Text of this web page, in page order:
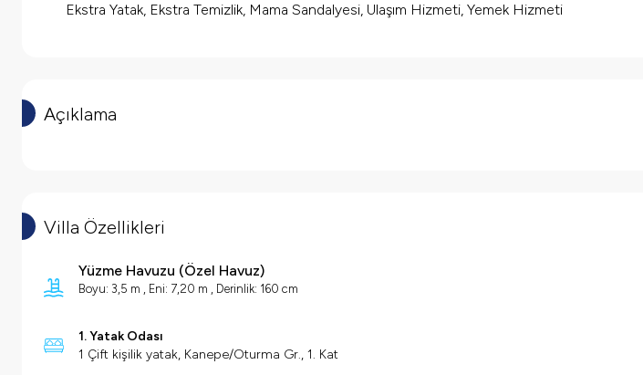
Ekstra Yatak, Ekstra Temizlik, Mama Sandalyesi, Ulaşım Hizmeti, Yemek Hizmeti
Açıklama
Villa Özellikleri
Yüzme Havuzu (Özel Havuz)
Boyu: 3,5 m , Eni: 7,20 m , Derinlik: 160 cm
1. Yatak Odası
1 Çift kişilik yatak, Kanepe/Oturma Gr., 1. Kat